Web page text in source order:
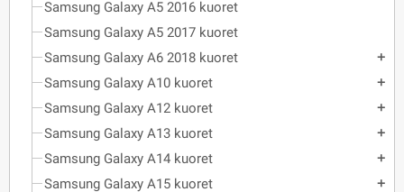
Samsung Galaxy A5 2016 kuoret
Samsung Galaxy A5 2017 kuoret
Samsung Galaxy A6 2018 kuoret
add
Samsung Galaxy A10 kuoret add
Samsung Galaxy A12 kuoret add
Samsung Galaxy A13 kuoret add
Samsung Galaxy A14 kuoret add
Samsung Galaxy A15 kuoret add